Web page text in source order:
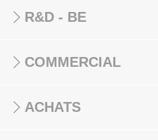
R&D - BE
COMMERCIAL
ACHATS